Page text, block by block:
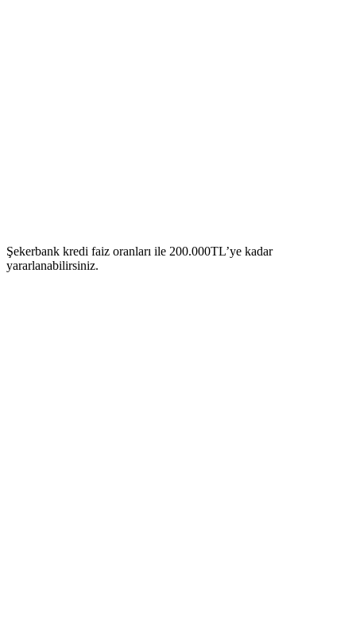
Şekerbank kredi faiz oranları ile 200.000TL’ye kadar
yararlanabilirsiniz.